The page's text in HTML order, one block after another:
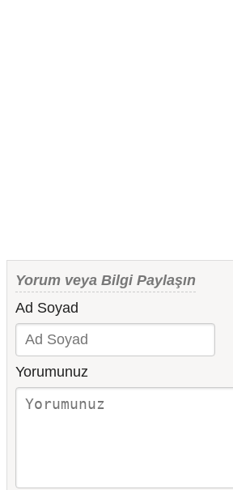
Yorum veya Bilgi Paylaşın
Ad Soyad
Yorumunuz